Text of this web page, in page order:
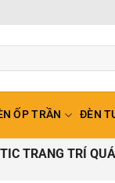
ỐP TRẦN ĐÈN
TRANG TRÍ